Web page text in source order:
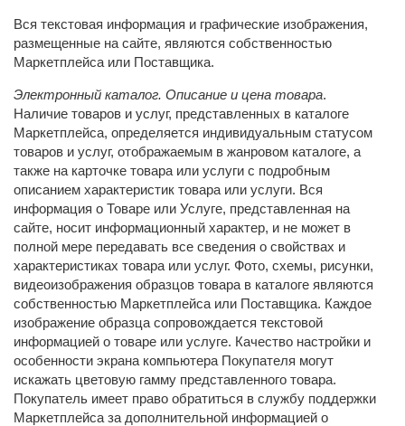
Вся текстовая информация и графические изображения,
размещенные на сайте, являются собственностью
Маркетплейса или Поставщика.
Электронный каталог. Описание и цена товара.
Наличие товаров и услуг, представленных в каталоге
Маркетплейса, определяется индивидуальным статусом
товаров и услуг, отображаемым в жанровом каталоге, а
также на карточке товара или услуги с подробным
описанием характеристик товара или услуги. Вся
информация о Товаре или Услуге, представленная на
сайте, носит информационный характер, и не может в
полной мере передавать все сведения о свойствах и
характеристиках товара или услуг. Фото, схемы, рисунки,
видеоизображения образцов товара в каталоге являются
собственностью Маркетплейса или Поставщика. Каждое
изображение образца сопровождается текстовой
информацией о товаре или услуге. Качество настройки и
особенности экрана компьютера Покупателя могут
искажать цветовую гамму представленного товара.
Покупатель имеет право обратиться в службу поддержки
Маркетплейса за дополнительной информацией о